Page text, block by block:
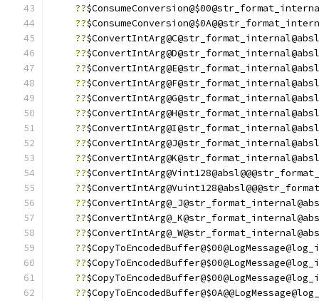
??
??
??
??
??
??
??
??
??
??
??
??
??
??
??
??
??
??
??
??